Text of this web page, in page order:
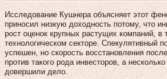
Исследование Кушнера объясняет этот
приносил низкую доходность потому, что
рост оценок крупных растущих компаний, в
технологическом секторе. Спекулятивный
успешен, но скорость восстановления
против такого рода инвесторов, а
довершили дело.